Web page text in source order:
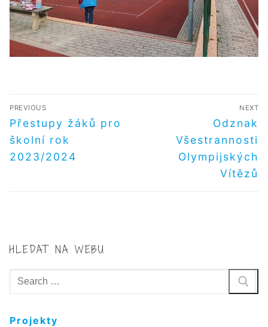
NAVIGACE
PRO
PŘÍSPĚVEK
PREVIOUS
Předchozí
příspěvek
Přestupy žáků pro
školní rok
2023/2024
NEXT
Další
příspěvek
Odznak
Všestrannosti
Olympijských
Vítězů
HLEDAT NA WEBU
Hledat:
Projekty